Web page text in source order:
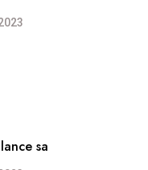
sa